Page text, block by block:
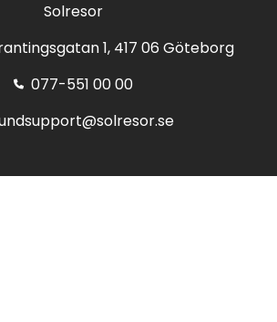
Solresor
1, 417 06 Göteborg
077-551 00 00